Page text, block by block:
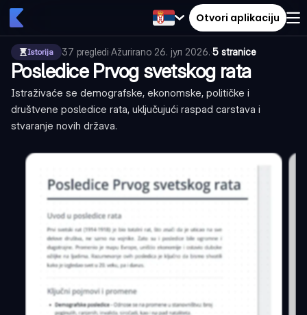
Otvori aplikaciju
Istorija 37 pregledi·Ažurirano 26. јул 2026.·5 stranice
Posledice Prvog svetskog rata
Istraživaće se demografske, ekonomske, političke i
društvene posledice rata, uključujući raspad carstava i
stvaranje novih država.